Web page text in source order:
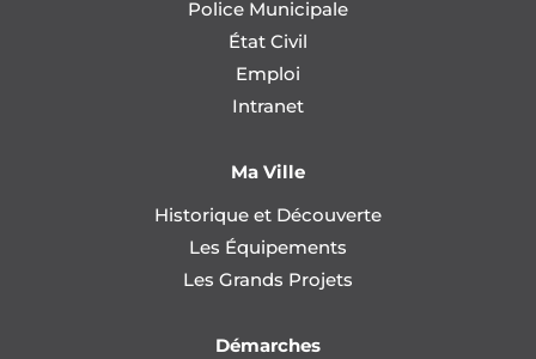
Police Municipale
État Civil
Emploi
Intranet
Ma Ville
Historique et Découverte
Les Équipements
Les Grands Projets
Démarches